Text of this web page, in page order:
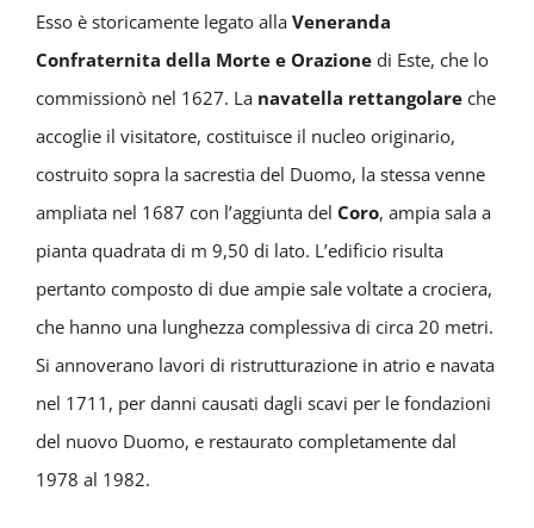
Esso è storicamente legato alla Veneranda
Confraternita della Morte e Orazionedi Este, che lo
commissionò nel 1627. La navatella rettangolareche
accoglie il visitatore, costituisce il nucleo originario,
costruito sopra la sacrestia del Duomo, la stessa venne
ampliata nel 1687 con l’aggiunta del Coro, ampia sala a
pianta quadrata di m 9,50 di lato. L’edificio risulta
pertanto composto di due ampie sale voltate a crociera,
che hanno una lunghezza complessiva di circa 20 metri.
Si annoverano lavori di ristrutturazione in atrio e navata
nel 1711, per danni causati dagli scavi per le fondazioni
del nuovo Duomo, e restaurato completamente dal
1978 al 1982.